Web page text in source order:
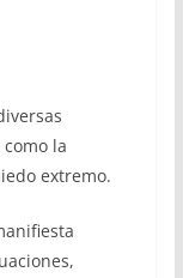
la
extremo.